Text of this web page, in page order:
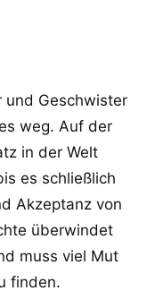
und Geschwister
weg. Auf der
in der Welt
es schließlich
Akzeptanz von
überwindet
muss viel Mut
finden.